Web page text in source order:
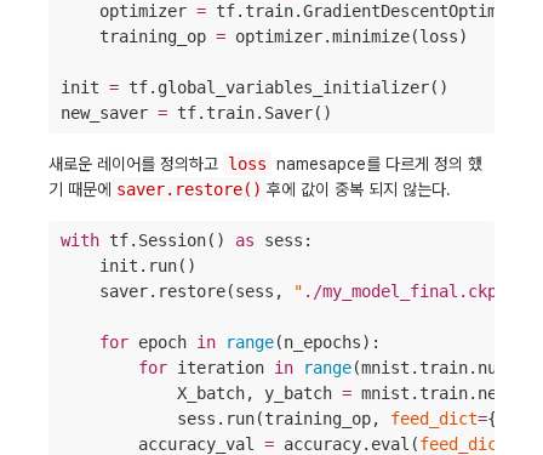
    optimizer
=
    training_op
= optimizer.minimize(loss)
init = tf.global_variables_initializer()
new_saver = tf.train.Saver()
새로운 레이어를 정의하고 loss namesapce를 다르게 정의 했
기 때문에 saver.restore() 후에 값이 중복 되지 않는다.
with tf.Session() as sess:
    init.run()
    saver.restore(sess,
" ./my_model_final.ckpt
for epoch in range(n_epochs):
for iteration in range
            X_batch, y_batch
=
            sess.run(training_op,
feed_dict={X:
        accuracy_val
= accuracy.eval(feed_dict